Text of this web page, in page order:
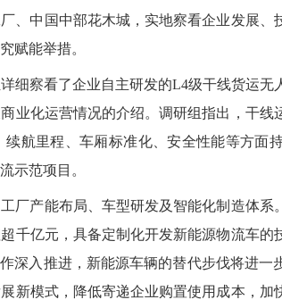
、中国中部花木城，实地察看企业发展
赋能举措。
细察看了企业自主研发的L4级干线货运
业化运营情况的介绍。调研组指出，干
航里程、车厢标准化、安全性能等方面
示范项目。
厂产能布局、车型研发及智能化制造体
千亿元，具备定制化开发新能源物流车
深入推进，新能源车辆的替代步伐将进一
新模式，降低寄递企业购置使用成本，